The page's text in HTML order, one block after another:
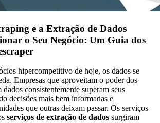
e a Extração de Dados
o Seu Negócio: Um Guia dos
hipercompetitivo de hoje, os dados se
Empresas que aproveitam o poder dos
dados consistentemente superam seus
decisões mais bem informadas e
que outras deixam passar. Os serviços
serviços de extração de dados surgiram